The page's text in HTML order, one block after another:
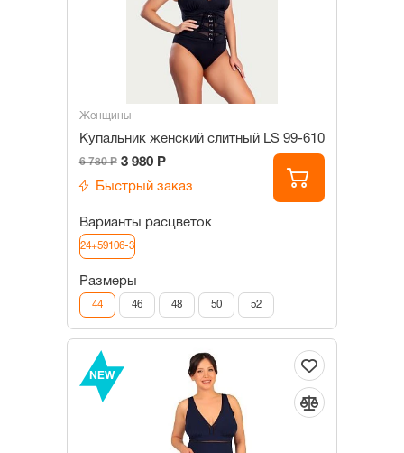
Женщины
Купальник женский слитный LS 99-610
6 780 Р 3 980 Р
Быстрый заказ
Варианты расцветок
24+59106-3
Размеры
44 46 48 50 52
NEW